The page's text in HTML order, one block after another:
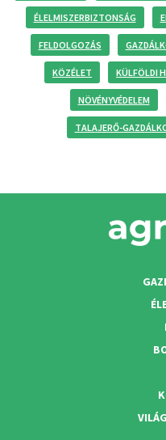
ÉLELMISZERBIZTONSÁG
FELDOLGOZÁS
KÖZÉLET KÜLFÖLDI
NÖVÉNYVÉDELEM
TALAJERŐ-